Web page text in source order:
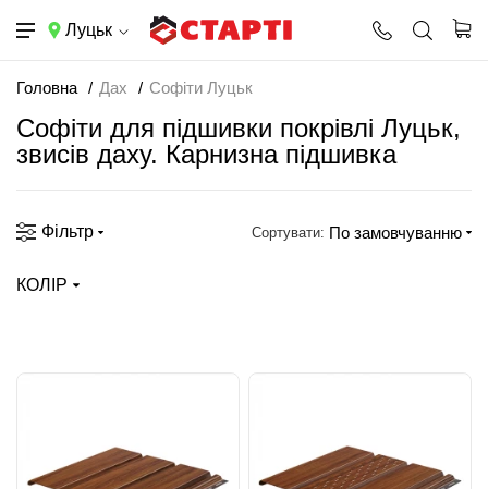
Луцьк
Головна Дах Софіти Луцьк
Софіти для підшивки покрівлі Луцьк,
звисів даху. Карнизна підшивка
Фільтр Сортувати: По замовчуванню
КОЛІР